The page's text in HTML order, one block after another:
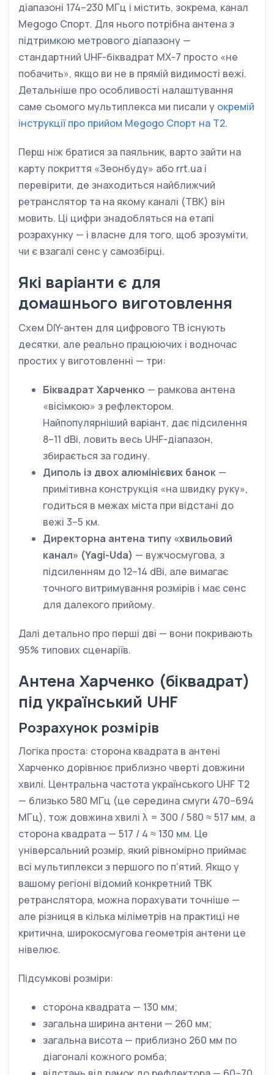
діапазоні 174–230 МГц і містить, зокрема, канал
Megogo Спорт. Для нього потрібна антена з
підтримкою метрового діапазону —
стандартний UHF-біквадрат MX-7 просто «не
побачить», якщо ви не в прямій видимості вежі.
Детальніше про особливості налаштування
саме сьомого мультиплекса ми писали у окремій
інструкції про прийом Megogo Спорт на Т2.
Перш ніж братися за паяльник, варто зайти на
карту покриття «Зеонбуду» або rrt.ua і
перевірити, де знаходиться найближчий
ретранслятор та на якому каналі (ТВК) він
мовить. Ці цифри знадобляться на етапі
розрахунку — і власне для того, щоб зрозуміти,
чи є взагалі сенс у самозбірці.
Які варіанти є для
домашнього виготовлення
Схем DIY-антен для цифрового ТВ існують
десятки, але реально працюючих і водночас
простих у виготовленні — три:
Біквадрат Харченко — рамкова антена
«вісімкою» з рефлектором.
Найпопулярніший варіант, дає підсилення
8–11 dBi, ловить весь UHF-діапазон,
збирається за годину.
Диполь із двох алюмінієвих банок —
примітивна конструкція «на швидку руку»,
годиться в межах міста при відстані до
вежі 3–5 км.
Директорна антена типу «хвильовий
канал» (Yagi-Uda) — вужчосмугова, з
підсиленням до 12–14 dBi, але вимагає
точного витримування розмірів і має сенс
для далекого прийому.
Далі детально про перші дві — вони покривають
95% типових сценаріїв.
Антена Харченко (біквадрат)
під український UHF
Розрахунок розмірів
Логіка проста: сторона квадрата в антені
Харченко дорівнює приблизно чверті довжини
хвилі. Центральна частота українського UHF Т2
— близько 580 МГц (це середина смуги 470–694
МГц), тож довжина хвилі λ = 300 / 580 ≈ 517 мм, а
сторона квадрата — 517 / 4 ≈ 130 мм. Це
універсальний розмір, який рівномірно приймає
всі мультиплекси з першого по п'ятий. Якщо у
вашому регіоні відомий конкретний ТВК
ретранслятора, можна порахувати точніше —
але різниця в кілька міліметрів на практиці не
критична, широкосмугова геометрія антени це
нівелює.
Підсумкові розміри:
сторона квадрата — 130 мм;
загальна ширина антени — 260 мм;
загальна висота — приблизно 260 мм по
діагоналі кожного ромба;